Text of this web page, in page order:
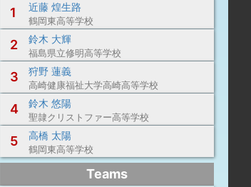
、 一ゴ、二ゴ
1
近藤 煌生路
鶴岡東高等学校
2 鈴木 大輝
福島県立修明高等学校
3 狩野 蓮義
高崎健康福祉大学高崎高等学校
4 鈴木 悠陽
聖隷クリストファー高等学校
5 高橋 太陽
鶴岡東高等学校
Teams